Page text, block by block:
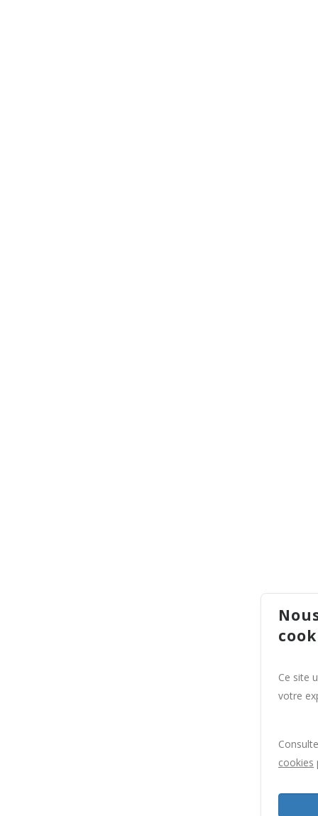
Ce site
votre
cookies